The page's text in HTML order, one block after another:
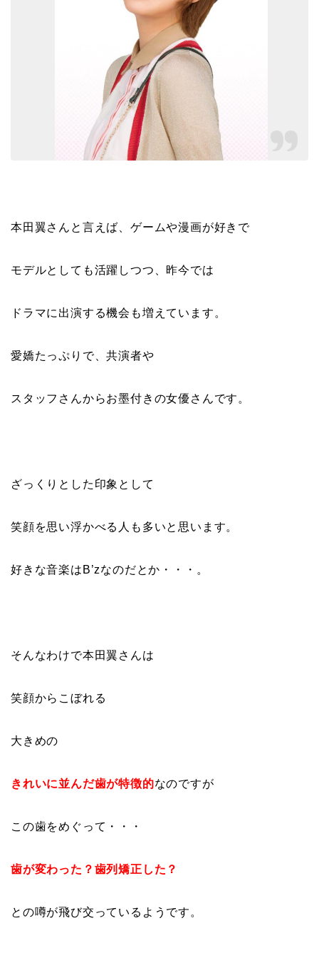
本田翼さんと言えば、ゲームや漫画が好きで
モデルとしても活躍しつつ、昨今では
ドラマに出演する機会も増えています。
愛嬌たっぷりで、共演者や
スタッフさんからお墨付きの女優さんです。
ざっくりとした印象として
笑顔を思い浮かべる人も多いと思います。
好きな音楽はB’zなのだとか・・・。
そんなわけで本田翼さんは
笑顔からこぼれる
大きめの
きれいに並んだ歯が特徴的なのですが
この歯をめぐって・・・
歯が変わった？歯列矯正した？
との噂が飛び交っているようです。